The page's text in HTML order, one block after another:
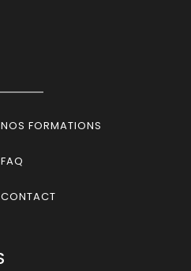
NOS FORMATIONS
FAQ
CONTACT